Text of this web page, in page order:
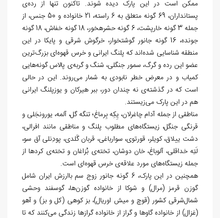
ممکن است در این پارک دیده شوند. تاکنون تنها از رده‏‌ی
پستانداران، 69 گونه متعلق به 6 راسته، 21 خانواده و 50 جنس، از
جمله 3 گونه خارپشت، 6 گونه حشره‏خور، 18 گونه خفاش، 18 گونه
جونده، 16 گونه جانور گوشتخوار، خرگوش شرقی و پایکا در این
منطقه شناسایی شدهاند که پلنگ ایرانی و خرس قهوهای بزرگترین
عضو این رده و گرگ، سمور جنگلی، شنگ و گربه­ی پالاس گونههایی
کمیاب و در معرض خطر نابودی به شمار میروند. این در حالی
است که در گذشته­ی نه چندان دور، ببر هیرکان و یوزپلنگ ایرانی
هم در این پارک میزیستند.
مناطقی از جمله آدام چاغرلان، یِکِه بِرماغ؛ تنگه گل، آلمه، یورونجَلی و
قرنگی جنگل، زیستگاههای مطلوب پلنگ و مناطقی مانند افرالی،
دشت ییلاق، کویلر، قورتوی، سوارباغی، قربان گَلدی، پودِنلی آق سو،
لَتِه خداقلی، آلوباغ، خان دوشان، تخته‏‌ی بُزاغان و تختهی کردها از
جمله زیستگاههای مورد علاقهی خرس قهوهای است.
همچنین در این پارک، 6 گونه جانور زوج سم باارزش ایران شامل
گوزن قرمز (مرال) و شوکا از خانواده گوزن‏‌ها، گوسفند وحشی
شمال‌‏شرقی کشور (قوچ و میش اوریال)، بز کوهی (کل و بز) و آهو
(غزال) از خانواده گاوها و گراز از خانواده گرازها زندگی میکنند که تا